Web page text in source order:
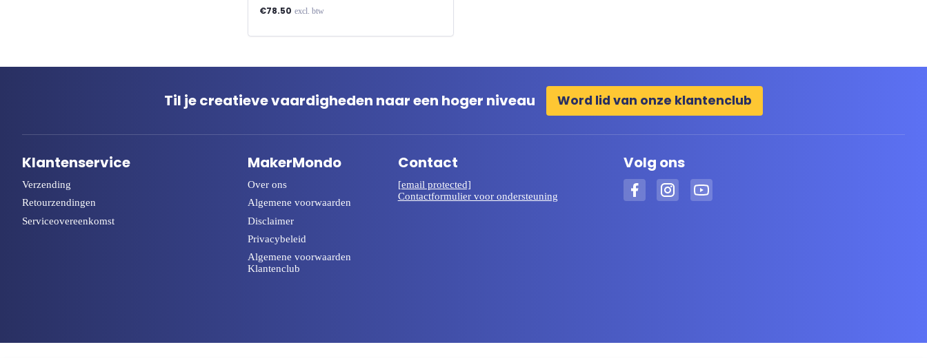
€78.50 excl. btw
Til je creatieve vaardigheden naar een hoger niveau Word lid van onze klantenclub
Klantenservice
Verzending
Retourzendingen
Serviceovereenkomst
MakerMondo
Over ons
Algemene voorwaarden
Disclaimer
Privacybeleid
Algemene voorwaarden
Klantenclub
Contact
[email protected]
Contactformulier voor ondersteuning
Volg ons